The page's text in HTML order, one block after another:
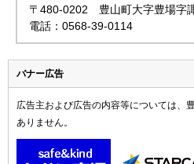
〒480-0202 豊山町大字豊場字
電話：0568-39-0114
バナー広告
広告主および広告の内容等については、
ありません。